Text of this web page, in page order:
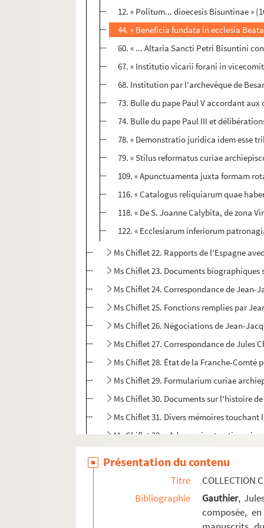
12. « Politum... dioecesis Bisuntinae »
44. « Beneficia fundata in ecclesia
60. « ... Altaria Sancti Petri Bisuntini
67. « Institutio vicarii forani in
68. Institution par l'archevêque de
73. Bulle du pape Paul V accordant
74. Bulle du pape Paul III et
78. « Demonstratio juridica idem esse
79. « Stilus reformatus curiae
109. « Apunctuamenta juxta formam
116. « Catalogus reliquiarum quae
118. « De S. Joanne Calybita, de zona
122. « Ecclesiarum inferiorum
Ms Chiflet 22. Rapports de l'Espagne
Ms Chiflet 23. Documents biographiques
Ms Chiflet 24. Correspondance de
Ms Chiflet 25. Fonctions remplies par
Ms Chiflet 26. Négociations de Jean-
Ms Chiflet 27. Correspondance de Jules
Ms Chiflet 28. État de la Franche-Comté
Ms Chiflet 29. Formularium curiae
Ms Chiflet 30. Documents sur l'histoire
Ms Chiflet 31. Divers mémoires touchant
Ms Chiflet 32. « Adversaria et
Ms Chiflet 36. Cinquième tome des «
Présentation du contenu
Titre
COLLECTION
Bibliographie
Gauthier,
composée,